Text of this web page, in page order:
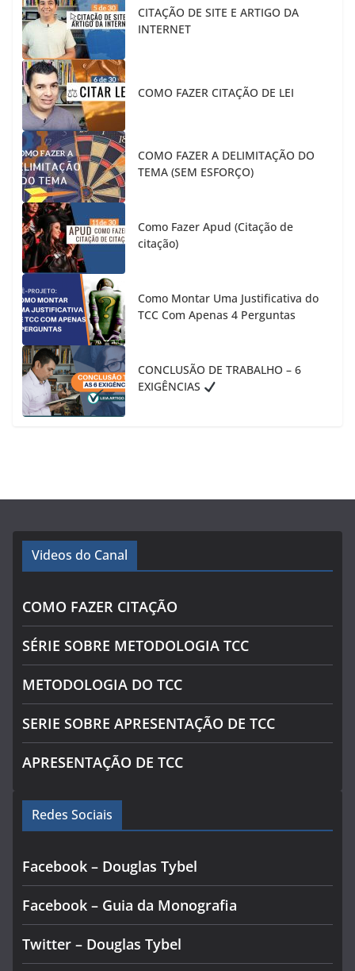
CITAÇÃO DE SITE E ARTIGO DA
INTERNET
COMO FAZER CITAÇÃO DE LEI
COMO FAZER A DELIMITAÇÃO DO
TEMA (SEM ESFORÇO)
Como Fazer Apud (Citação de
citação)
Como Montar Uma Justificativa do
TCC Com Apenas 4 Perguntas
CONCLUSÃO DE TRABALHO – 6
EXIGÊNCIAS
Videos do Canal
COMO FAZER CITAÇÃO
SÉRIE SOBRE METODOLOGIA TCC
METODOLOGIA DO TCC
SERIE SOBRE APRESENTAÇÃO DE TCC
APRESENTAÇÃO DE TCC
Redes Sociais
Facebook – Douglas Tybel
Facebook – Guia da Monografia
Twitter – Douglas Tybel